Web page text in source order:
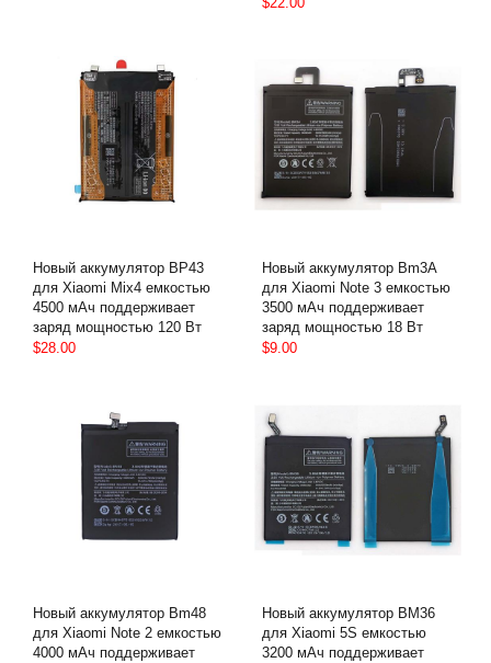
Новый аккумулятор BP43
для Xiaomi Mix4 емкостью
4500 мАч поддерживает
заряд мощностью 120 Вт
$28.00
Новый аккумулятор Bm3A
для Xiaomi Note 3 емкостью
3500 мАч поддерживает
заряд мощностью 18 Вт
$9.00
Новый аккумулятор Bm48
для Xiaomi Note 2 емкостью
4000 мАч поддерживает
Новый аккумулятор BM36
для Xiaomi 5S емкостью
3200 мАч поддерживает